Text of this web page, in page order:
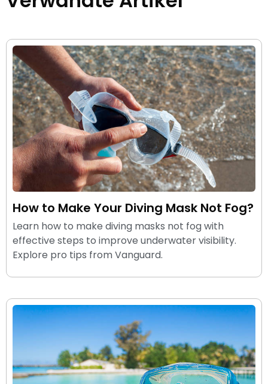
How to Make Your Diving Mask Not Fog?
Learn how to make diving masks not fog with
effective steps to improve underwater visibility.
Explore pro tips from Vanguard.